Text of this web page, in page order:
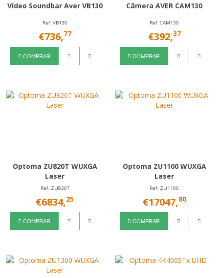
Vídeo Soundbar Aver VB130
Ref. VB130
€736,77
COMPRAR
Câmera AVER CAM130
Ref. CAM130
€392,37
COMPRAR
Optoma ZU820T WUXGA
Laser
Ref. ZU820T
€6834,25
COMPRAR
Optoma ZU1100 WUXGA
Laser
Ref. ZU1100
€17047,80
COMPRAR